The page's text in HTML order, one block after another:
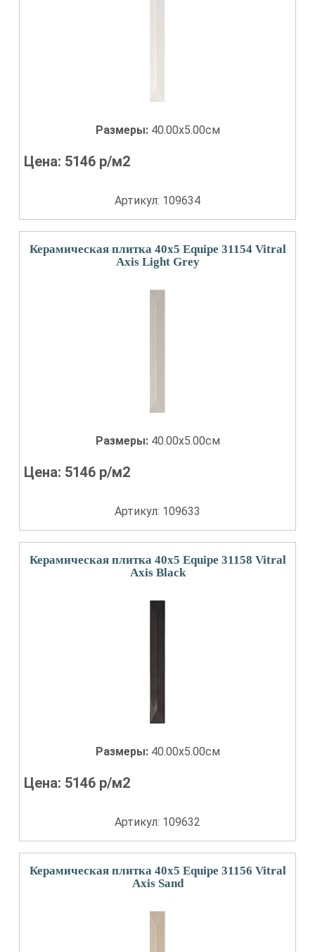
Размеры: 40.00x5.00см
Цена: 5146 р/м2
Артикул: 109634
Керамическая плитка 40x5 Equipe 31154 Vitral
Axis Light Grey
Размеры: 40.00x5.00см
Цена: 5146 р/м2
Артикул: 109633
Керамическая плитка 40x5 Equipe 31158 Vitral
Axis Black
Размеры: 40.00x5.00см
Цена: 5146 р/м2
Артикул: 109632
Керамическая плитка 40x5 Equipe 31156 Vitral
Axis Sand